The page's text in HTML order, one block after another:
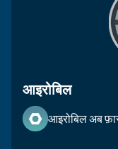
आइरोबिल
आइरोबिल अब